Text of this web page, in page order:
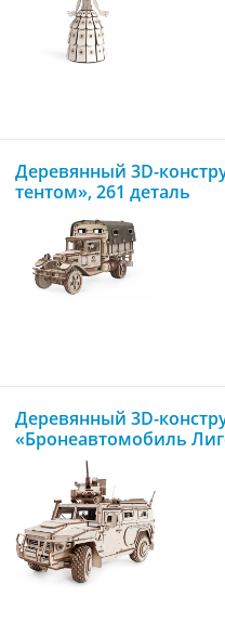
Деревянный 3D-
тентом», 261 деталь
Деревянный 3D-
«Бронеавтомобиль